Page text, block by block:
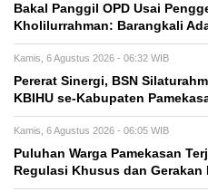
Bakal Panggil OPD Usai
Kholilurrahman: Barangkali
Kamis, 6 Agustus 2026 - 06:32 WIB
Pererat Sinergi, BSN
KBIHU se-Kabupaten
Kamis, 6 Agustus 2026 - 06:05 WIB
Puluhan Warga Pamekasan
Regulasi Khusus dan